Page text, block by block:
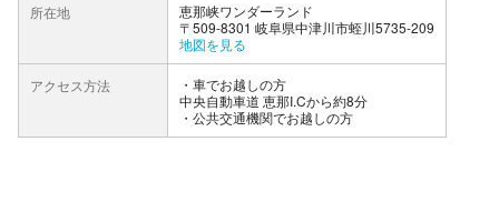
所在地
恵那峡ワンダーランド
〒509-8301 岐阜県中津川市蛭川5735-209
地図を見る
アクセス方法
車でお越しの方
中央自動車道 恵那I.Cから約8分
公共交通機関でお越しの方